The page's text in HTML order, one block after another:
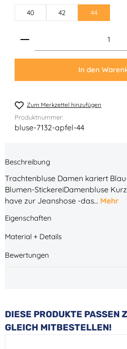
40 42 44
Produkt Anzahl: Gib den
In den
Zum Merkzettel hinzufügen
Produktnummer:
bluse-7132-apfel-44
Beschreibung
Trachtenbluse Damen kariert
Blumen-StickereiDamenbluse
have zur Jeanshose -das… Mehr
Eigenschaften
Material + Details
Bewertungen
Produktgalerie überspringen
DIESE PRODUKTE PASSEN
GLEICH MITBESTELLEN!